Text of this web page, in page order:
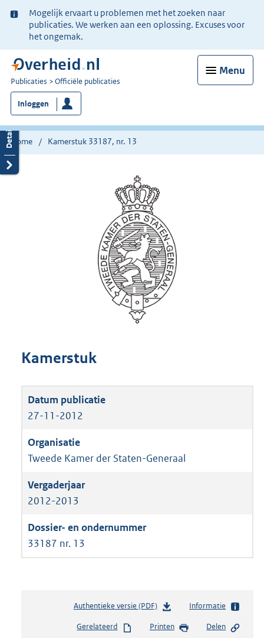
Ter
informatie:
Mogelijk ervaart u problemen met het zoeken naar
publicaties. We werken aan een oplossing. Excuses voor
het ongemak.
Menu
U
bent
nu
hier:
Publicaties Officiële publicaties
Inloggen
Home Kamerstuk 33187, nr. 13
Kamerstuk
27-11-2012
Tweede Kamer der Staten-Generaal
2012-2013
33187 nr. 13
Authentieke versie (PDF)b
s
Informatie
Gerelateerd Printen Delen